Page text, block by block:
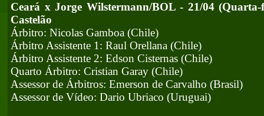
Ceará x Jorge Wilstermann/BOL - 21/04
Castelão
Árbitro: Nicolas Gamboa (Chile)
Árbitro Assistente 1: Raul Orellana (Chile)
Árbitro Assistente 2: Edson Cisternas (Chile)
Quarto Árbitro: Cristian Garay (Chile)
Assessor de Árbitros: Emerson de Carvalho (Brasil)
Assessor de Vídeo: Dario Ubriaco (Uruguai)